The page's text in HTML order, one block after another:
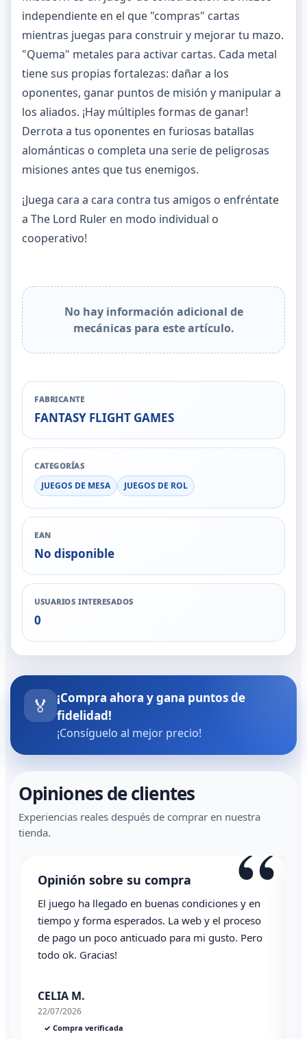
independiente en el que "compras" cartas
mientras juegas para construir y mejorar tu mazo.
"Quema" metales para activar cartas. Cada metal
tiene sus propias fortalezas: dañar a los
oponentes, ganar puntos de misión y manipular a
los aliados. ¡Hay múltiples formas de ganar!
Derrota a tus oponentes en furiosas batallas
alománticas o completa una serie de peligrosas
misiones antes que tus enemigos.
¡Juega cara a cara contra tus amigos o enfréntate
a The Lord Ruler en modo individual o
cooperativo!
No hay información adicional de
mecánicas para este artículo.
FABRICANTE
FANTASY FLIGHT GAMES
CATEGORÍAS
JUEGOS DE MESA JUEGOS DE ROL
EAN
No disponible
USUARIOS INTERESADOS
0
🏅
¡Compra ahora y gana puntos de
fidelidad!
¡Consíguelo al mejor precio!
Opiniones de clientes
Experiencias reales después de comprar en nuestra
tienda.
“
Opinión sobre su compra
El juego ha llegado en buenas condiciones y en
tiempo y forma esperados. La web y el proceso
de pago un poco anticuado para mi gusto. Pero
todo ok. Gracias!
CELIA M.
22/07/2026
✓ Compra verificada